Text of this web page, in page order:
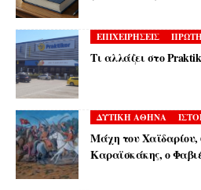
ΕΠΙΧΕΙΡΗΣΕΙΣ
Τι αλλάζει στο
ΔΥΤΙΚΗ ΑΘΗΝΑ
Μάχη του Χαϊδαρίου,
Καραϊσκάκης, ο